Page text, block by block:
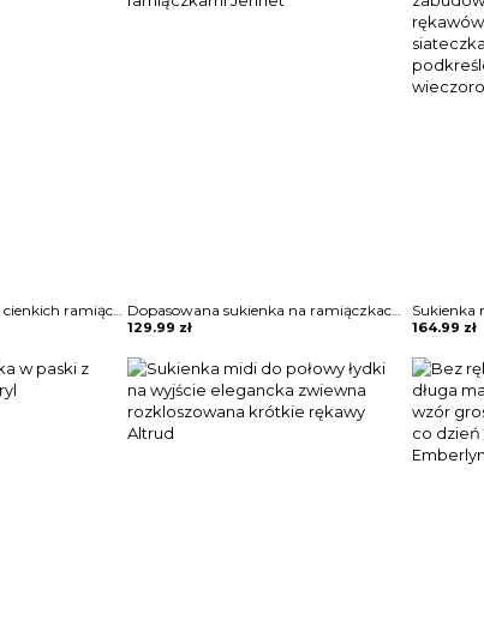
Cekinowa sukienka na cienkich ramiączkach Ozell Dopasowana sukienka na ramiączkach z cienkimi ramiączkami Jennet
129.99 zł 164.99 zł